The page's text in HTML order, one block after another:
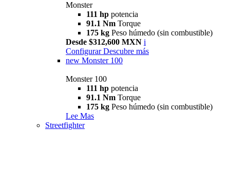
Monster
111 hp potencia
91.1 Nm Torque
175 kg Peso húmedo (sin combustible)
Desde $312,600 MXN i
Configurar Descubre más
new Monster 100
Monster 100
111 hp potencia
91.1 Nm Torque
175 kg Peso húmedo (sin combustible)
Lee Mas
Streetfighter